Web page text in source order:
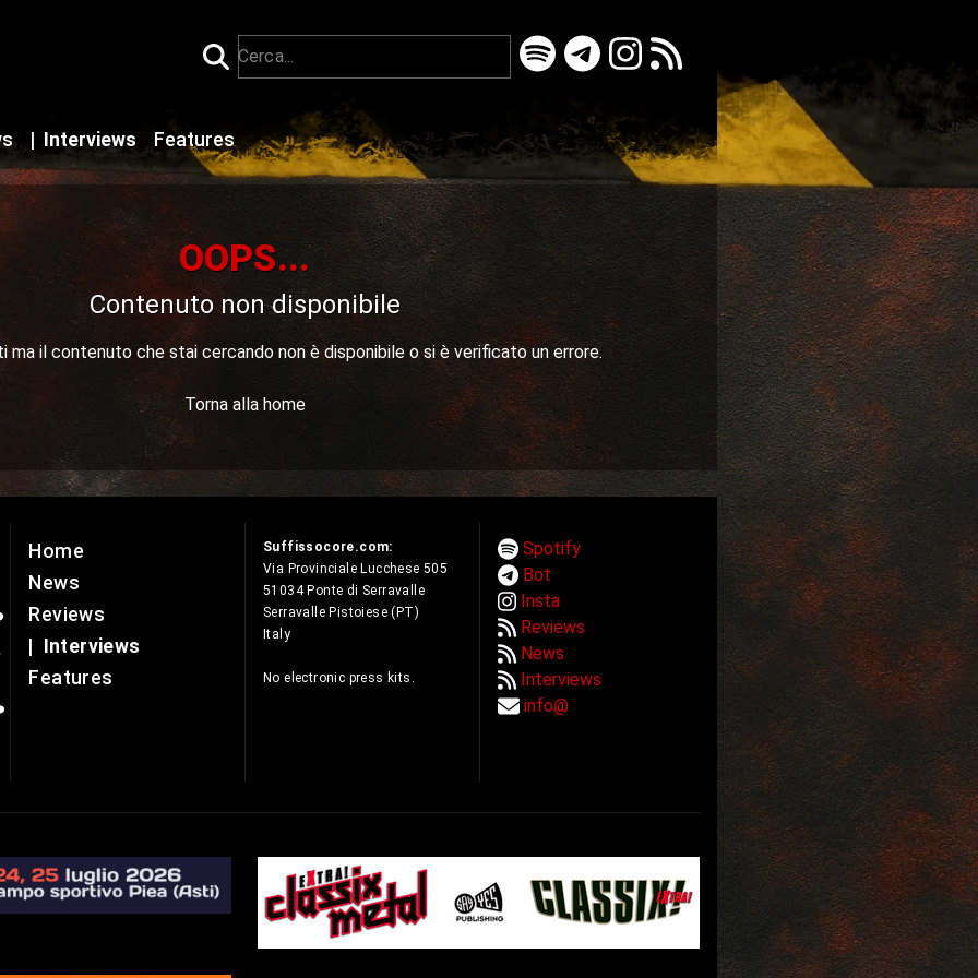
Interviews Features
OOPS...
Contenuto non disponibile
ma il contenuto che stai cercando non è disponibile o si è verificato un errore.
Torna alla home
Home
News
Reviews
Interviews
Features
Suffissocore.com:
Via Provinciale Lucchese 505
51034 Ponte di Serravalle
Serravalle Pistoiese (PT)
Italy
No electronic press kits.
Spotify
Bot
Insta
Reviews
News
Interviews
info@